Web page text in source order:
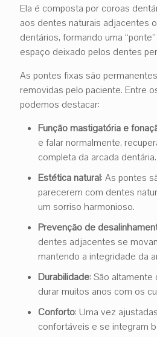
Ela é composta por coroas
aos dentes naturais adjacentes
dentários, formando uma
espaço deixado pelos dentes
As pontes fixas são
removidas pelo paciente. Entre
podemos destacar:
Função mastigatória e
e falar normalmente,
completa da arcada dentária.
Estética natural: As pontes
parecerem com dentes
um sorriso harmonioso.
Prevenção de
dentes adjacentes se
mantendo a integridade da
Durabilidade: São
durar muitos anos com os
Conforto: Uma vez
confortáveis e se integram